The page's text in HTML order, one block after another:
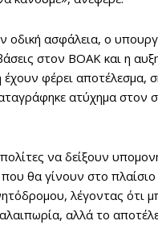
οδική ασφάλεια, ο
στον ΒΟΑΚ και η
φέρει αποτέλεσμα,
ατύχημα στον
να δείξουν
θα γίνουν στο
λέγοντας ότι
αλλά το